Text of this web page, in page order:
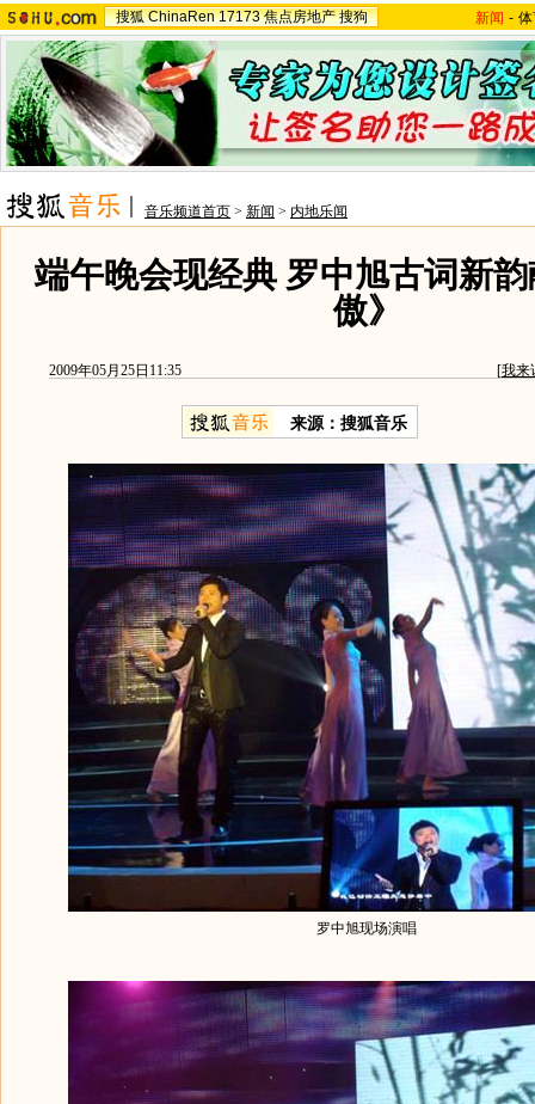
搜狐 ChinaRen 17173 焦点房地产 搜狗 新闻 -
音乐频道首页 > 新闻 > 内地乐闻
端午晚会现经典 罗中旭古词新
傲》
2009年05月25日11:35 [我来
来源： 搜狐音乐
罗中旭现场演唱